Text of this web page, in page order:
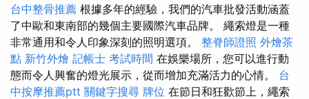
台中整骨推薦 根據多年的經驗，我們的汽車批發活動涵蓋
了中歐和東南部的幾個主要國際汽車品牌。 繩索燈是一種
非常通用和令人印象深刻的照明選項。 整脊師證照 外燴茶
點 新竹外燴 記帳士 考試時間 在娛樂場所，您可以進行動
態而令人興奮的燈光展示，從而增加充滿活力的心情。 台
中按摩推薦ptt 關鍵字搜尋 牌位 在節日和狂歡節上，繩索